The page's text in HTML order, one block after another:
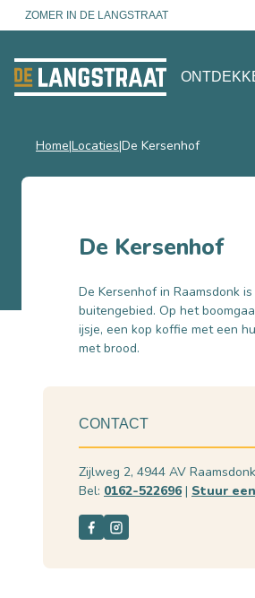
ZOMER IN DE LANGSTRAAT
Home Locaties De Kersenhof
De Kersenhof
De Kersenhof in Raamsdonk
buitengebied. Op het
ijsje, een kop koffie met een
met brood.
CONTACT
Zijlweg 2, 4944 AV Raamsdonk
Bel: 0162-522696| Stuur